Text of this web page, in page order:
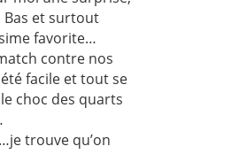
Bas et surtout
favorite…
contre nos
facile et tout se
choc des quarts
trouve qu’on